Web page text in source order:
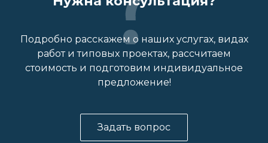
Подробно расскажем о наших услугах, видах
работ и типовых проектах, рассчитаем
стоимость и подготовим индивидуальное
предложение!
Задать вопрос